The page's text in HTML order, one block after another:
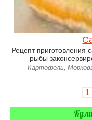
Рецепт приготовления
рыбы
Картофель,
1